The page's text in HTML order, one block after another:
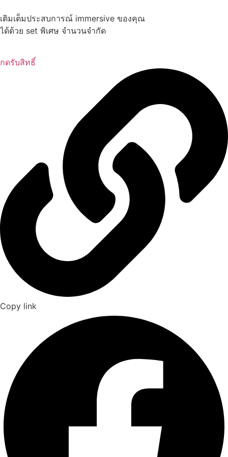
เติมเต็มประสบการณ์ immersive ของคุณ
ได้ด้วย set พิเศษ จำนวนจำกัด
กดรับสิทธิ์
Copy link